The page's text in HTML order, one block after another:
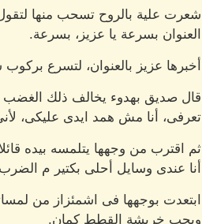
شعرت علية بالروح تسحب منها
العنوان بسرعة يا عزيز، بسرعة.
أخبرها عزيز بالعنوان، لتسرع
قال صديق بهدوء يخالف ذلك الغضب
تعرفى، أنا مش همد ايدى عليكى،
ثم اقترب من وجهها يتلمسه بيده
أنا عندى وسايل أحلى بكتير م الضرب
ابتعدت بوجهها فى اشمئزاز من
وبحب خربشة القطط كمان.